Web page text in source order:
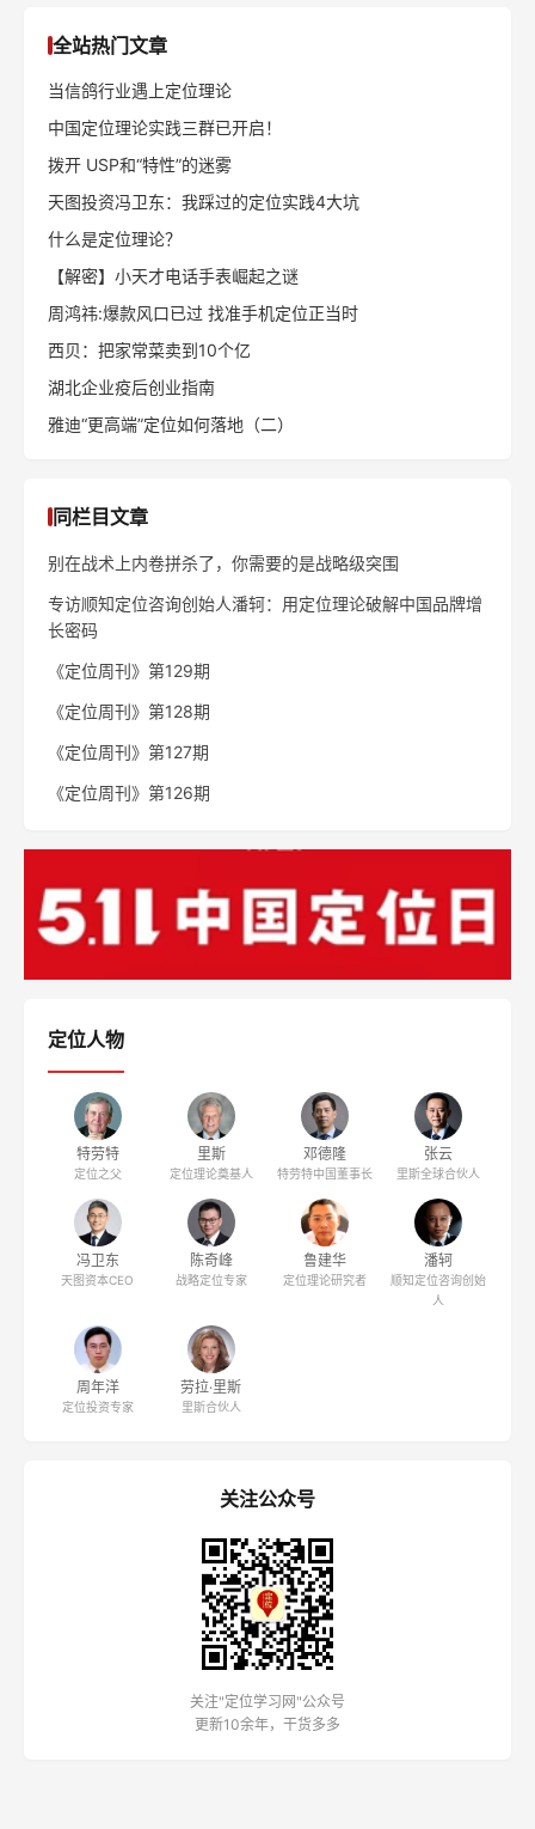
全站热门文章
当信鸽行业遇上定位理论
中国定位理论实践三群已开启！
拨开 USP和“特性”的迷雾
天图投资冯卫东：我踩过的定位实践4大坑
什么是定位理论？
【解密】小天才电话手表崛起之谜
周鸿祎:爆款风口已过 找准手机定位正当时
西贝：把家常菜卖到10个亿
湖北企业疫后创业指南
雅迪“更高端”定位如何落地（二）
同栏目文章
别在战术上内卷拼杀了，你需要的是战略级突围
专访顺知定位咨询创始人潘轲：用定位理论破解中国品牌增
长密码
《定位周刊》第129期
《定位周刊》第128期
《定位周刊》第127期
《定位周刊》第126期
定位人物
特劳特
定位之父
里斯
定位理论奠基人
邓德隆
特劳特中国董事长
张云
里斯全球合伙人
冯卫东
天图资本CEO
陈奇峰
战略定位专家
鲁建华
定位理论研究者
潘轲
顺知定位咨询创始
人
周年洋
定位投资专家
劳拉·里斯
里斯合伙人
关注公众号
关注"定位学习网"公众号
更新10余年，干货多多